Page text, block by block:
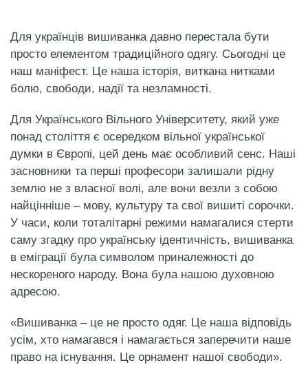
Для українців вишиванка давно перестала бути
просто елементом традиційного одягу. Сьогодні це
наш маніфест. Це наша історія, виткана нитками
болю, свободи, надії та незламності.
Для Українського Вільного Університету, який уже
понад століття є осередком вільної української
думки в Європі, цей день має особливий сенс. Наші
засновники та перші професори залишали рідну
землю не з власної волі, але вони везли з собою
найцінніше – мову, культуру та свої вишиті сорочки.
У часи, коли тоталітарні режими намагалися стерти
саму згадку про українську ідентичність, вишиванка
в еміграції була символом приналежності до
нескореного народу. Вона була нашою духовною
адресою.
«Вишиванка – це не просто одяг. Це наша відповідь
усім, хто намагався і намагається заперечити наше
право на існування. Це орнамент нашої свободи».